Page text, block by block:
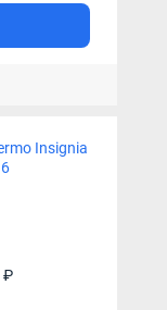
Insignia
₽